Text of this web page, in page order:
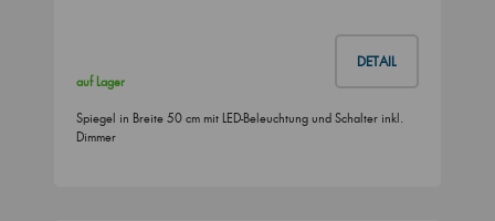
DETAIL
auf Lager
Spiegel in Breite 50 cm mit LED-Beleuchtung und Schalter inkl.
Dimmer